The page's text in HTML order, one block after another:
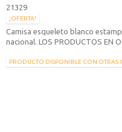
21329
¡OFERTA!
Camisa esqueleto blanco
nacional. LOS PRODUCTOS EN
PRODUCTO DISPONIBLE CON OTRAS